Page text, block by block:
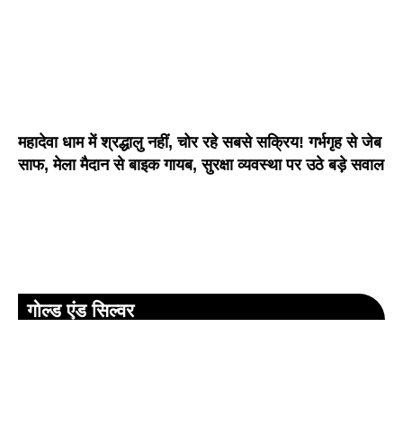
महादेवा धाम में श्रद्धालु नहीं, चोर रहे सबसे सक्रिय! गर्भगृह से जेब
साफ, मेला मैदान से बाइक गायब, सुरक्षा व्यवस्था पर उठे बड़े सवाल
गोल्ड एंड सिल्वर